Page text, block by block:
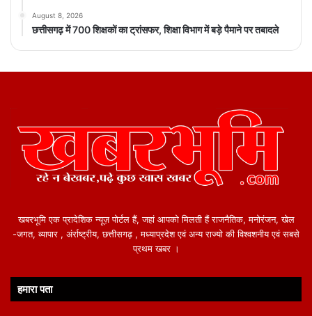
August 8, 2026
छत्तीसगढ़ में 700 शिक्षकों का ट्रांसफर, शिक्षा विभाग में बड़े पैमाने पर तबादले
खबरभूमि एक प्रादेशिक न्यूज़ पोर्टल हैं, जहां आपको मिलती हैं राजनैतिक, मनोरंजन, खेल
-जगत, व्यापार , अंर्राष्ट्रीय, छत्तीसगढ़ , मध्याप्रदेश एवं अन्य राज्यो की विश्वशनीय एवं सबसे
प्रथम खबर ।
हमारा पता